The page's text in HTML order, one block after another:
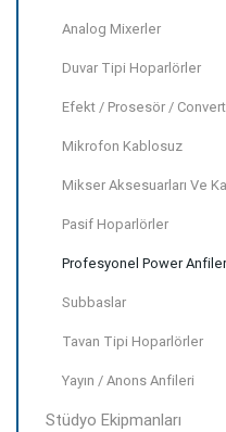
Analog Mixerler
Duvar Tipi Hoparlörler
Efekt / Prosesör /
Mikrofon Kablosuz
Mikser Aksesuarları Ve
Pasif Hoparlörler
Profesyonel Power Anfiler
Subbaslar
Tavan Tipi Hoparlörler
Yayın / Anons Anfileri
Stüdyo Ekipmanları